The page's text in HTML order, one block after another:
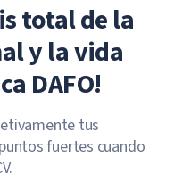
la técnica DAFO!
total de la
y la vida
DAFO!
tus
fuertes cuando